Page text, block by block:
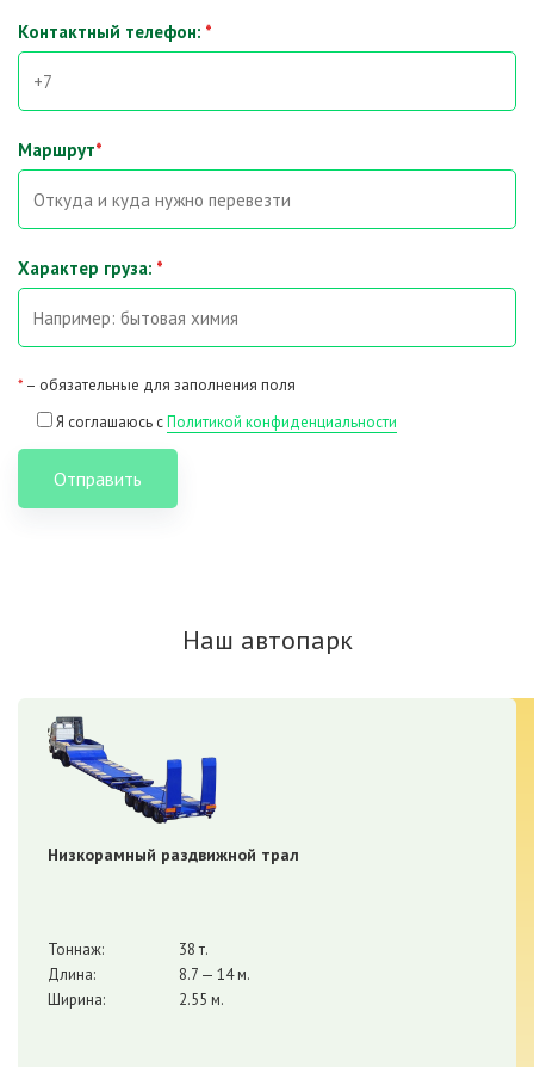
Контактный телефон: *
Маршрут*
Характер груза: *
* – обязательные для заполнения поля
Я соглашаюсь сПолитикой конфиденциальности
Отправить
Наш автопарк
Низкорамный раздвижной трал
Тоннаж:
38 т.
Длина:
8.7 — 14 м.
Ширина:
2.55 м.